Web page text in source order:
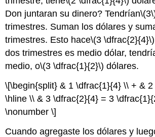
Don juntaran su dinero? Tendrían
trimestres. Suman los dólares y
trimestres. Esto hace\(3 \dfrac{2}{4}\)
dos trimestres es medio dólar,
medio, o\(3 \dfrac{1}{2}\) dólares.
\[\begin{split} & 1 \dfrac{1}{4} \\ + &
\hline \\ & 3 \dfrac{2}{4} = 3
\nonumber \]
Cuando agregaste los dólares y